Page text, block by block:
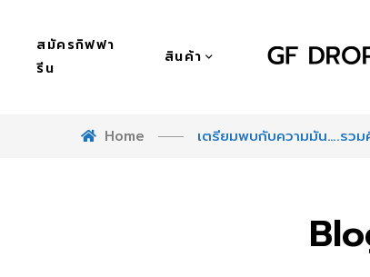
สมัครกิฟฟา
รีน
สินค้า
Home เตรียมพบกับความมัน….รวม